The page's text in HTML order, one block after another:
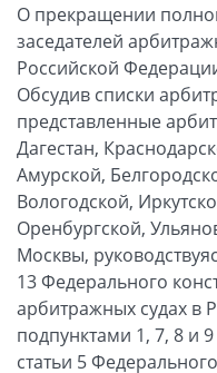
О прекращении
заседателей
Российской
Обсудив списки
представленные
Дагестан,
Амурской,
Вологодской,
Оренбургской,
Москвы,
13 Федерального
арбитражных судах в
подпунктами 1, 7, 8 и
статьи 5